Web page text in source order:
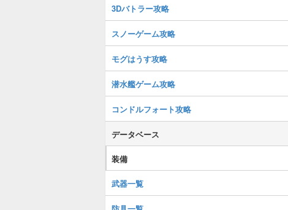
3Dバトラー攻略
スノーゲーム攻略
モグはうす攻略
潜水艦ゲーム攻略
コンドルフォート攻略
データベース
装備
武器一覧